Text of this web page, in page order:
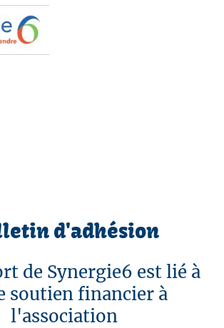
d'adhésion
de Synergie6 est lié à
soutien financier à
l'association